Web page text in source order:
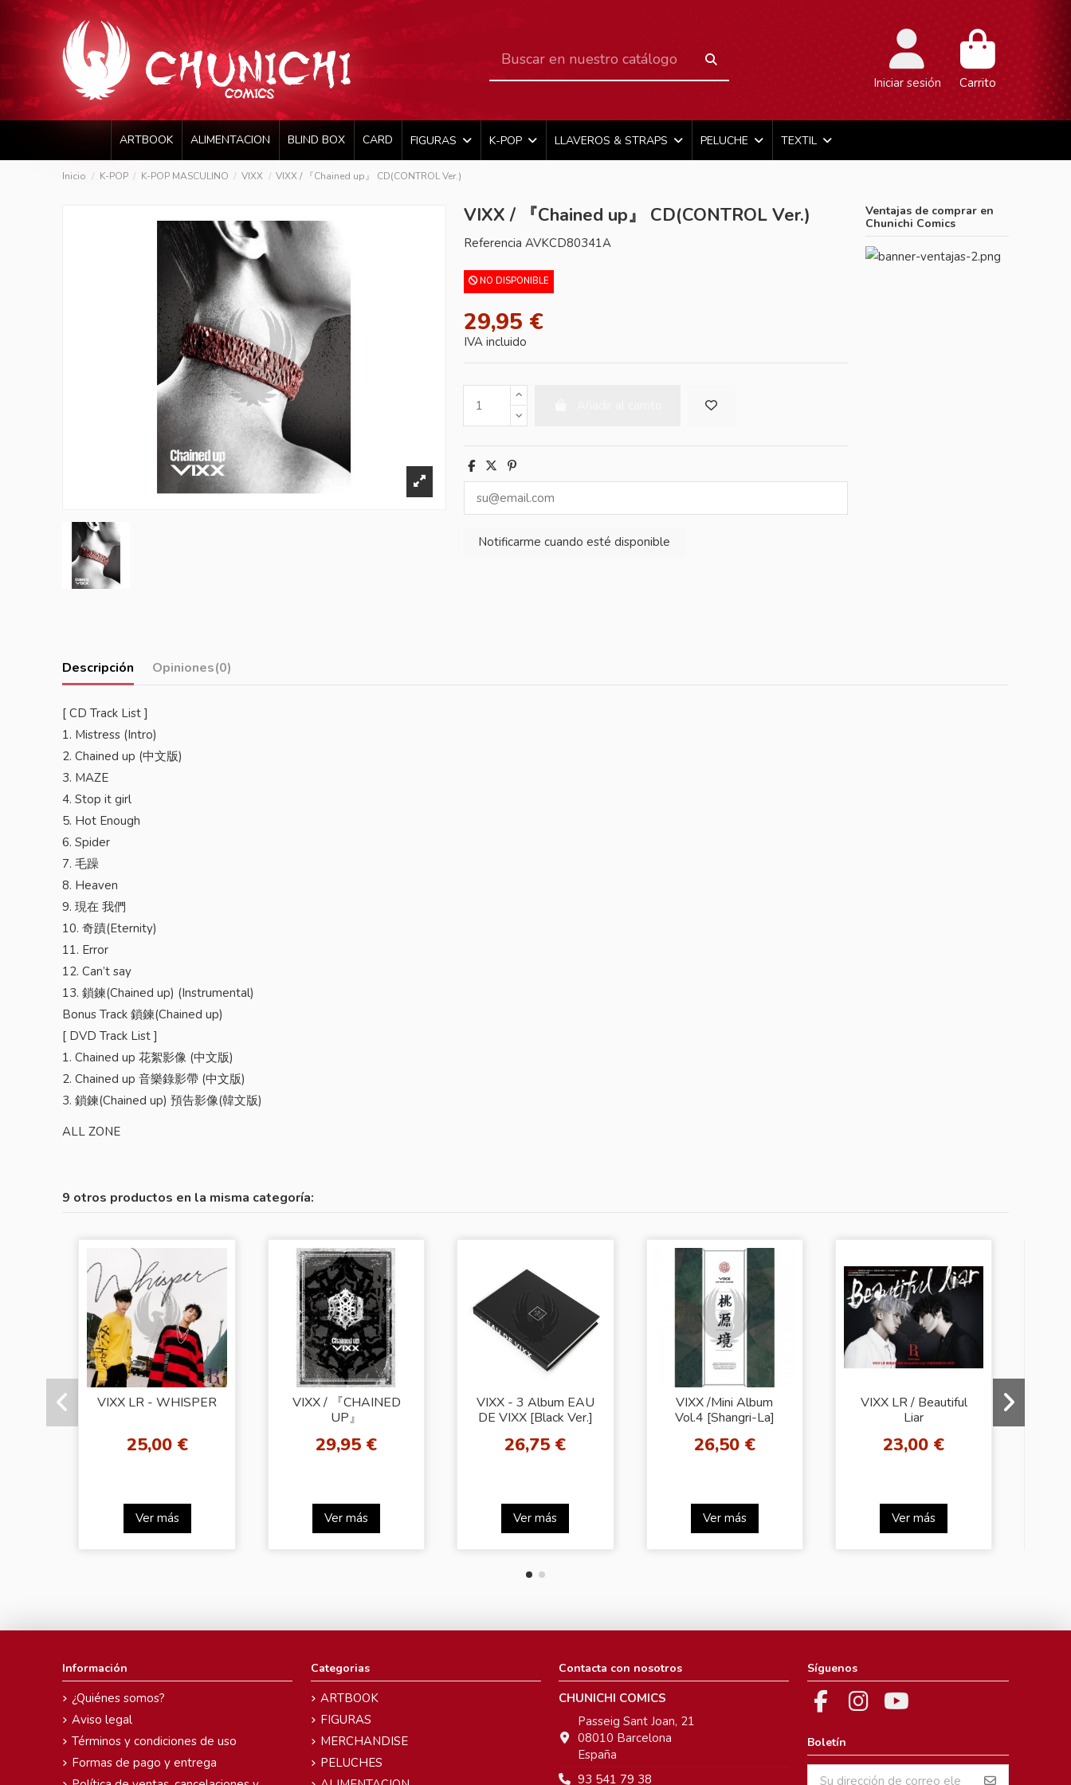
Iniciar sesión Carrito
ARTBOOK ALIMENTACION BLIND BOX CARD FIGURAS K-POP LLAVEROS & STRAPS PELUCHE TEXTIL
Inicio K-POP K-POP MASCULINO VIXX VIXX / 『Chained up』 CD(CONTROL Ver.)
VIXX / 『Chained up』 CD(CONTROL Ver.)
Referencia AVKCD80341A
NO DISPONIBLE
29,95 €
IVA incluido
Ventajas de comprar en
Chunichi Comics
Descripción Opiniones(0)
[ CD Track List ]
1. Mistress (Intro)
2. Chained up (中文版)
3. MAZE
4. Stop it girl
5. Hot Enough
6. Spider
7. 毛躁
8. Heaven
9. 現在 我們
10. 奇蹟(Eternity)
11. Error
12. Can’t say
13. 鎖鍊(Chained up) (Instrumental)
Bonus Track 鎖鍊(Chained up)
[ DVD Track List ]
1. Chained up 花絮影像 (中文版)
2. Chained up 音樂錄影帶 (中文版)
3. 鎖鍊(Chained up) 預告影像(韓文版)
ALL ZONE
9 otros productos en la misma categoría:
VIXX LR - WHISPER
25,00 €
Ver más
VIXX / 『CHAINED
UP』
VER.)
29,95 €
Ver más
VIXX - 3 Album EAU
DE VIXX [Black Ver.]
26,75 €
Ver más
VIXX /Mini Album
Vol.4 [Shangri-La]
26,50 €
Ver más
VIXX LR / Beautiful
Liar
23,00 €
Ver más
Información
¿Quiénes somos?
Aviso legal
Términos y condiciones de uso
Formas de pago y entrega
Categorias
ARTBOOK
FIGURAS
MERCHANDISE
PELUCHES
Contacta con nosotros
CHUNICHI COMICS
Passeig Sant Joan, 21
08010 Barcelona
España
93 541 79 38
Síguenos
Boletín